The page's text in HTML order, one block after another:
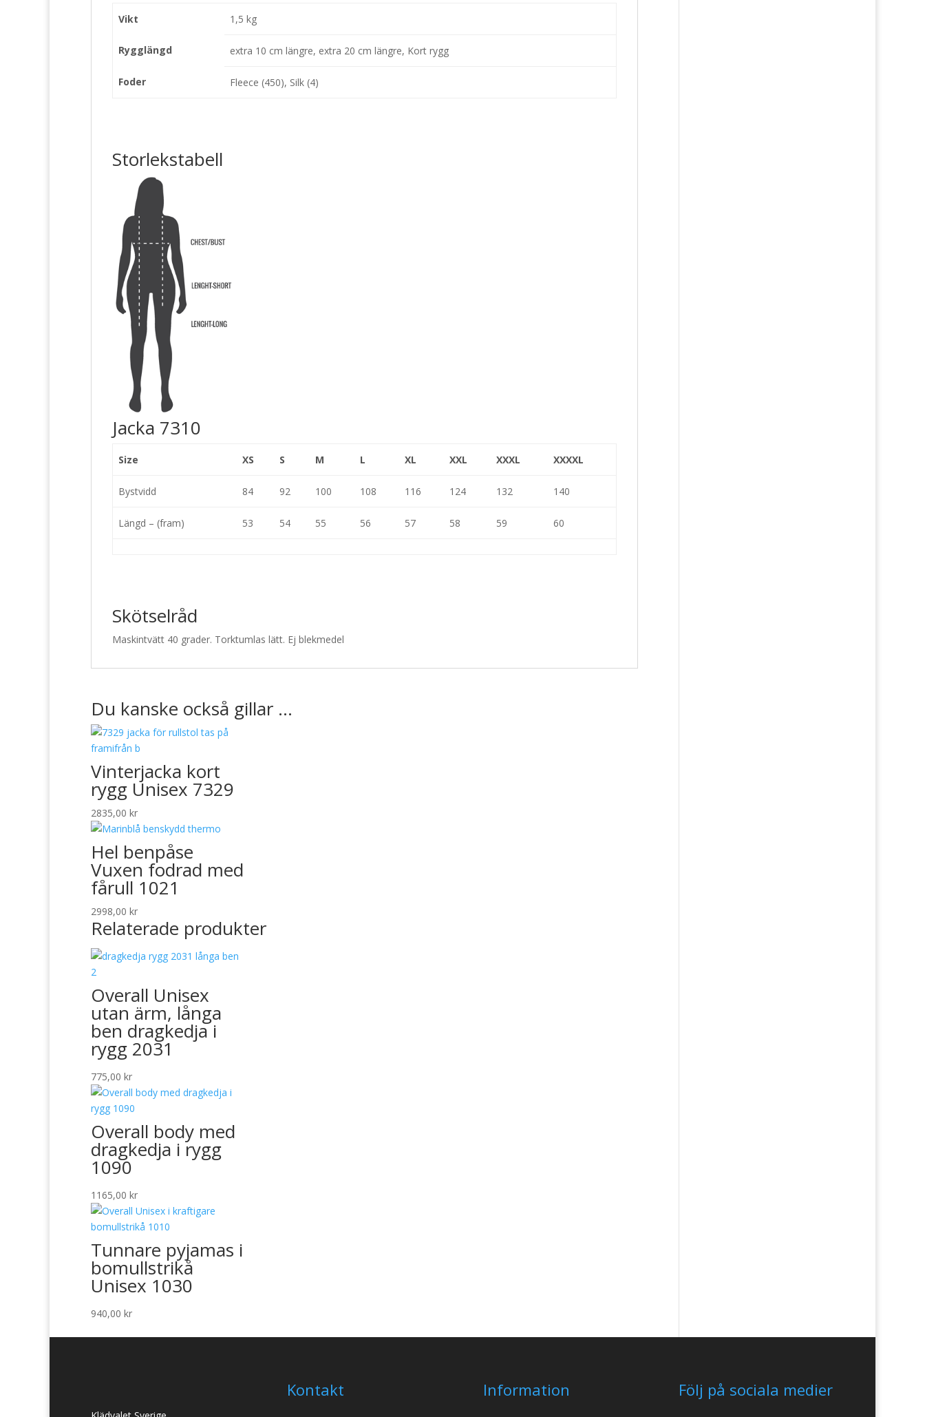
Vikt 1,5 kg
Rygglängd extra 10 cm längre, extra 20 cm längre, Kort rygg
Foder Fleece (450), Silk (4)
Storlekstabell
Jacka 7310
Size XS S M L XL XXL XXXL XXXXL
Bystvidd 84 92 100 108 116 124 132 140
Längd – (fram) 53 54 55 56 57 58 59 60
Skötselråd
Maskintvätt 40 grader. Torktumlas lätt. Ej blekmedel
Du kanske också gillar …
Vinterjacka kort
rygg Unisex 7329
2835,00 kr
Hel benpåse
Vuxen fodrad med
fårull 1021
2998,00 kr
Relaterade produkter
Overall Unisex
utan ärm, långa
ben dragkedja i
rygg 2031
775,00 kr
Overall body med
dragkedja i rygg
1090
1165,00 kr
Tunnare pyjamas i
bomullstrikå
Unisex 1030
940,00 kr
Kontakt Information Följ på sociala medier